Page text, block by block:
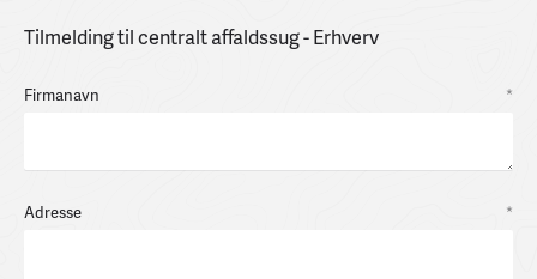
Tilmelding til centralt affaldssug - Erhverv
Firmanavn *
Adresse *